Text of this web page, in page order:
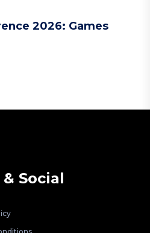
2026: Games
Social